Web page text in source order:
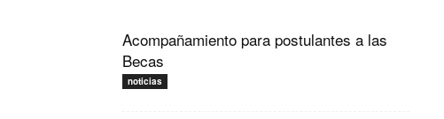
Acompañamiento para postulantes a las
Becas
noticias